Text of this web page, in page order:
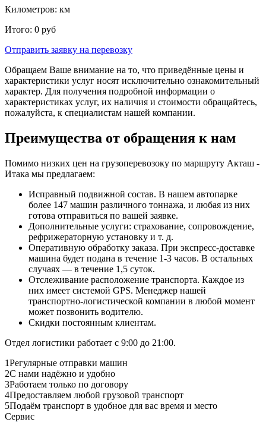
Километров: км
Итого: 0 руб
Отправить заявку на перевозку
Обращаем Ваше внимание на то, что приведённые цены и
характеристики услуг носят исключительно ознакомительный
характер. Для получения подробной информации о
характеристиках услуг, их наличия и стоимости обращайтесь,
пожалуйста, к специалистам нашей компании.
Преимущества от обращения к нам
Помимо низких цен на грузоперевозоку по маршруту Акташ -
Итака мы предлагаем:
Исправный подвижной состав. В нашем автопарке
более 147 машин различного тоннажа, и любая из них
готова отправиться по вашей заявке.
Дополнительные услуги: страхование, сопровождение,
рефрижераторную установку и т. д.
Оперативную обработку заказа. При экспресс-доставке
машина будет подана в течение 1-3 часов. В остальных
случаях — в течение 1,5 суток.
Отслеживание расположение транспорта. Каждое из
них имеет системой GPS. Менеджер нашей
транспортно-логистической компании в любой момент
может позвонить водителю.
Скидки постоянным клиентам.
Отдел логистики работает с 9:00 до 21:00.
1Регулярные отправки машин
2С нами надёжно и удобно
3Работаем только по договору
4Предоставляем любой грузовой транспорт
5Подаём транспорт в удобное для вас время и место
Сервис